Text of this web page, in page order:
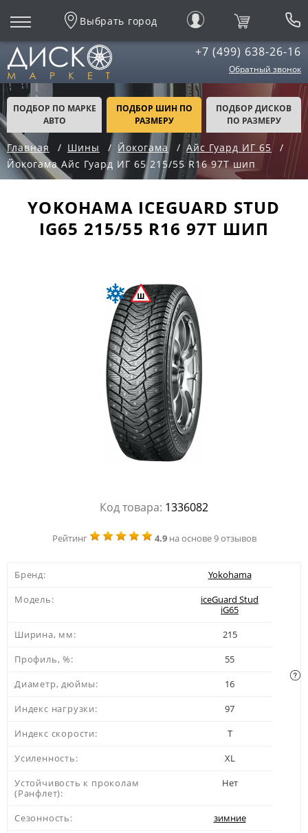
Выбрать город
+7 (499) 638-26-16
Обратный звонок
ПОДБОР ПО МАРКЕ
АВТО
ПОДБОР ШИН ПО
РАЗМЕРУ
ПОДБОР ДИСКОВ
ПО РАЗМЕРУ
Главная Шины Йокогама
Айс Гуард ИГ 65
Йокогама Айс Гуард ИГ 65 215/55 R16 97T шип
YOKOHAMA ICEGUARD STUD
IG65 215/55 R16 97T ШИП
Код товара: 1336082
Рейтинг 4.9на основе 9 отзывов
Бренд:
Yokohama
Модель:
iceGuard Stud
iG65
Ширина, мм:
215
Профиль, %:
55
Диаметр, дюймы:
16
Индекс нагрузки:
97
Индекс скорости:
T
Усиленность:
XL
Устойчивость к проколам
(Ранфлет):
Нет
Сезонность:
зимние